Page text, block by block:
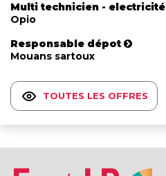
Multi technicien - electricité
Opio
Responsable dépot
Mouans sartoux
TOUTES LES OFFRES